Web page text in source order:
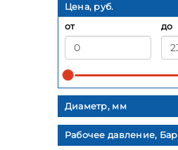
Цена, руб.
от
до
Диаметр, мм
Рабочее давление, Бар